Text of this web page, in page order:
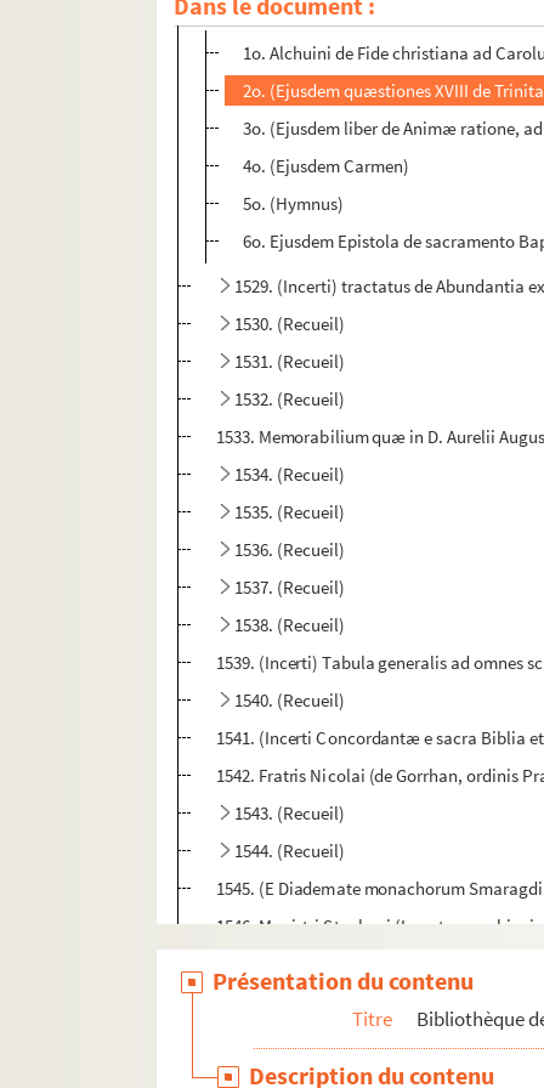
1528. (Recueil)
1o. Alchuini de Fide christiana ad
2o. (Ejusdem quæstiones XVIII de
3o. (Ejusdem liber de Animæ ratione,
4o. (Ejusdem Carmen)
5o. (Hymnus)
6o. Ejusdem Epistola de sacramento
1529. (Incerti) tractatus de Abundantia
1530. (Recueil)
1531. (Recueil)
1532. (Recueil)
1533. Memorabilium quæ in D. Aurelii
1534. (Recueil)
1535. (Recueil)
1536. (Recueil)
1537. (Recueil)
1538. (Recueil)
1539. (Incerti) Tabula generalis ad omnes
1540. (Recueil)
1541. (Incerti Concordantæ e sacra Biblia
1542. Fratris Nicolai (de Gorrhan, ordinis
1543. (Recueil)
1544. (Recueil)
1545. (E Diademate monachorum
1546. Magistri Stephani (Langton,
1550. Traité de la Psalmodie et du chant
Présentation du contenu
Titre Bibliothèque
Description du contenu